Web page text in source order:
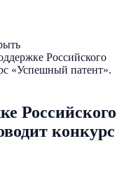
Российского
«Успешный патент».
Российского
конкурс